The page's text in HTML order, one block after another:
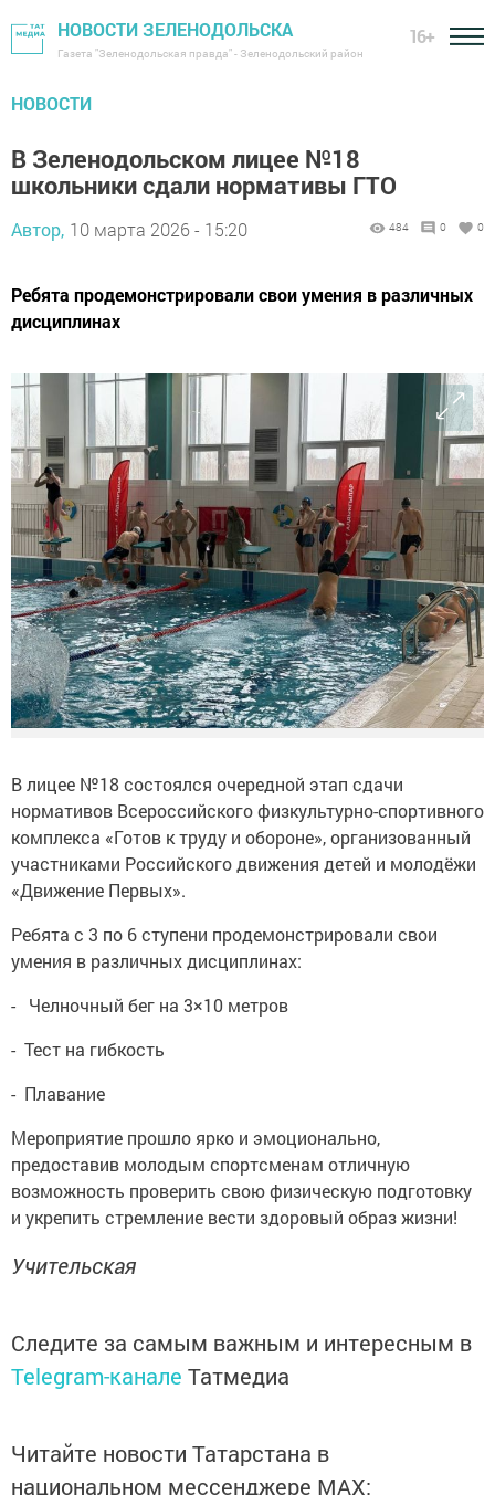
НОВОСТИ ЗЕЛЕНОДОЛЬСКА
Газета "Зеленодольская правда" - Зеленодольский район
16+
НОВОСТИ
В Зеленодольском лицее №18
школьники сдали нормативы ГТО
Автор, 10 марта 2026 - 15:20 484 0 0
Ребята продемонстрировали свои умения в различных
дисциплинах
В лицее №18 состоялся очередной этап сдачи
нормативов Всероссийского физкультурно-спортивного
комплекса «Готов к труду и обороне», организованный
участниками Российского движения детей и молодёжи
«Движение Первых».
Ребята с 3 по 6 ступени продемонстрировали свои
умения в различных дисциплинах:
- Челночный бег на 3×10 метров
- Тест на гибкость
- Плавание
Мероприятие прошло ярко и эмоционально,
предоставив молодым спортсменам отличную
возможность проверить свою физическую подготовку
и укрепить стремление вести здоровый образ жизни!
Учительская
Следите за самым важным и интересным в
Telegram-канале Татмедиа
Читайте новости Татарстана в
национальном мессенджере MАХ: